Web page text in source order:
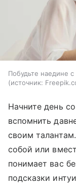
Побудьте наедине
источник:
Начните день
вспомнить
своим
собой или
понимает вас
подсказки